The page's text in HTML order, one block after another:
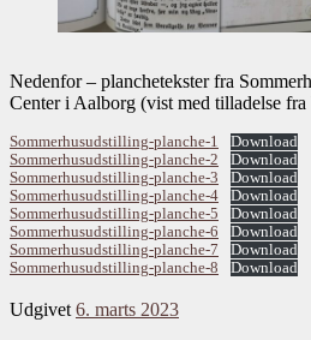
Nedenfor – planchetekster fra
Center i Aalborg (vist med tilladelse
Sommerhusudstilling-planche-1
Download
Sommerhusudstilling-planche-2
Download
Sommerhusudstilling-planche-3
Download
Sommerhusudstilling-planche-4
Download
Sommerhusudstilling-planche-5
Download
Sommerhusudstilling-planche-6
Download
Sommerhusudstilling-planche-7
Download
Sommerhusudstilling-planche-8
Download
Udgivet 6. marts 2023